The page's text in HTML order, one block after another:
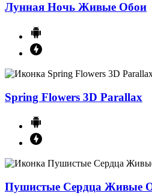
Лунная Ночь Живые Обои
Spring Flowers 3D Parallax
Пушистые Сердца Живые